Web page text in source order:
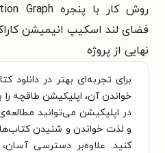
فضای لند اسکیپ انیمیشن
نهایی از پروژه
خواندن آن، اپلیکیشن طاقچه
در اپلیکیشن می‌توانید
و لذت خواندن و شنیدن
کنید. علاوه‌بر دسترسی